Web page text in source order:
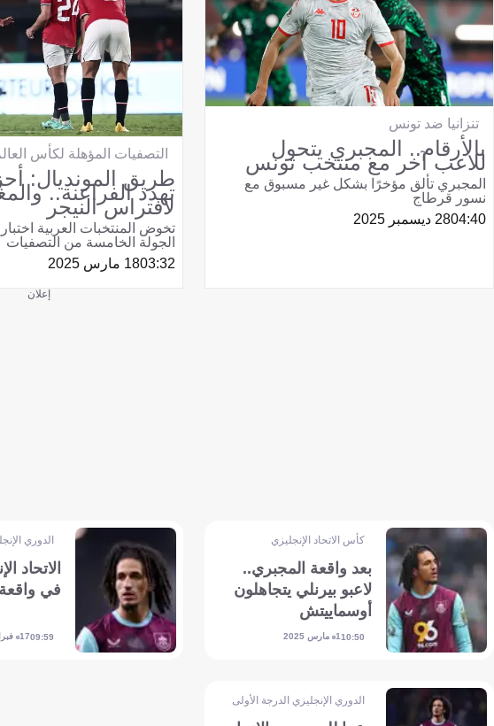
تنزانيا ضد تونس
بالأرقام.. المجبري يتحول
للاعب آخر مع منتخب تونس
المجبري تألق مؤخرًا بشكل غير مسبوق مع
نسور قرطاج
04:4028 ديسمبر 2025
التصفيات المؤهلة لكأس
طريق المونديال:
تهدد الفراعنة..
لافتراس النيجر
تخوض المنتخبات العربية
الجولة الخامسة من التصفيات
03:3218 مارس 2025
إعلان
كأس الاتحاد الإنجليزي
بعد واقعة المجبري..
لاعبو بيرنلي يتجاهلون
أوسماييتش
10:501 مارس 2025
الدوري
الاتحاد
في
09:5917 فبراير 2025
الدوري الإنجليزي الدرجة الأولى